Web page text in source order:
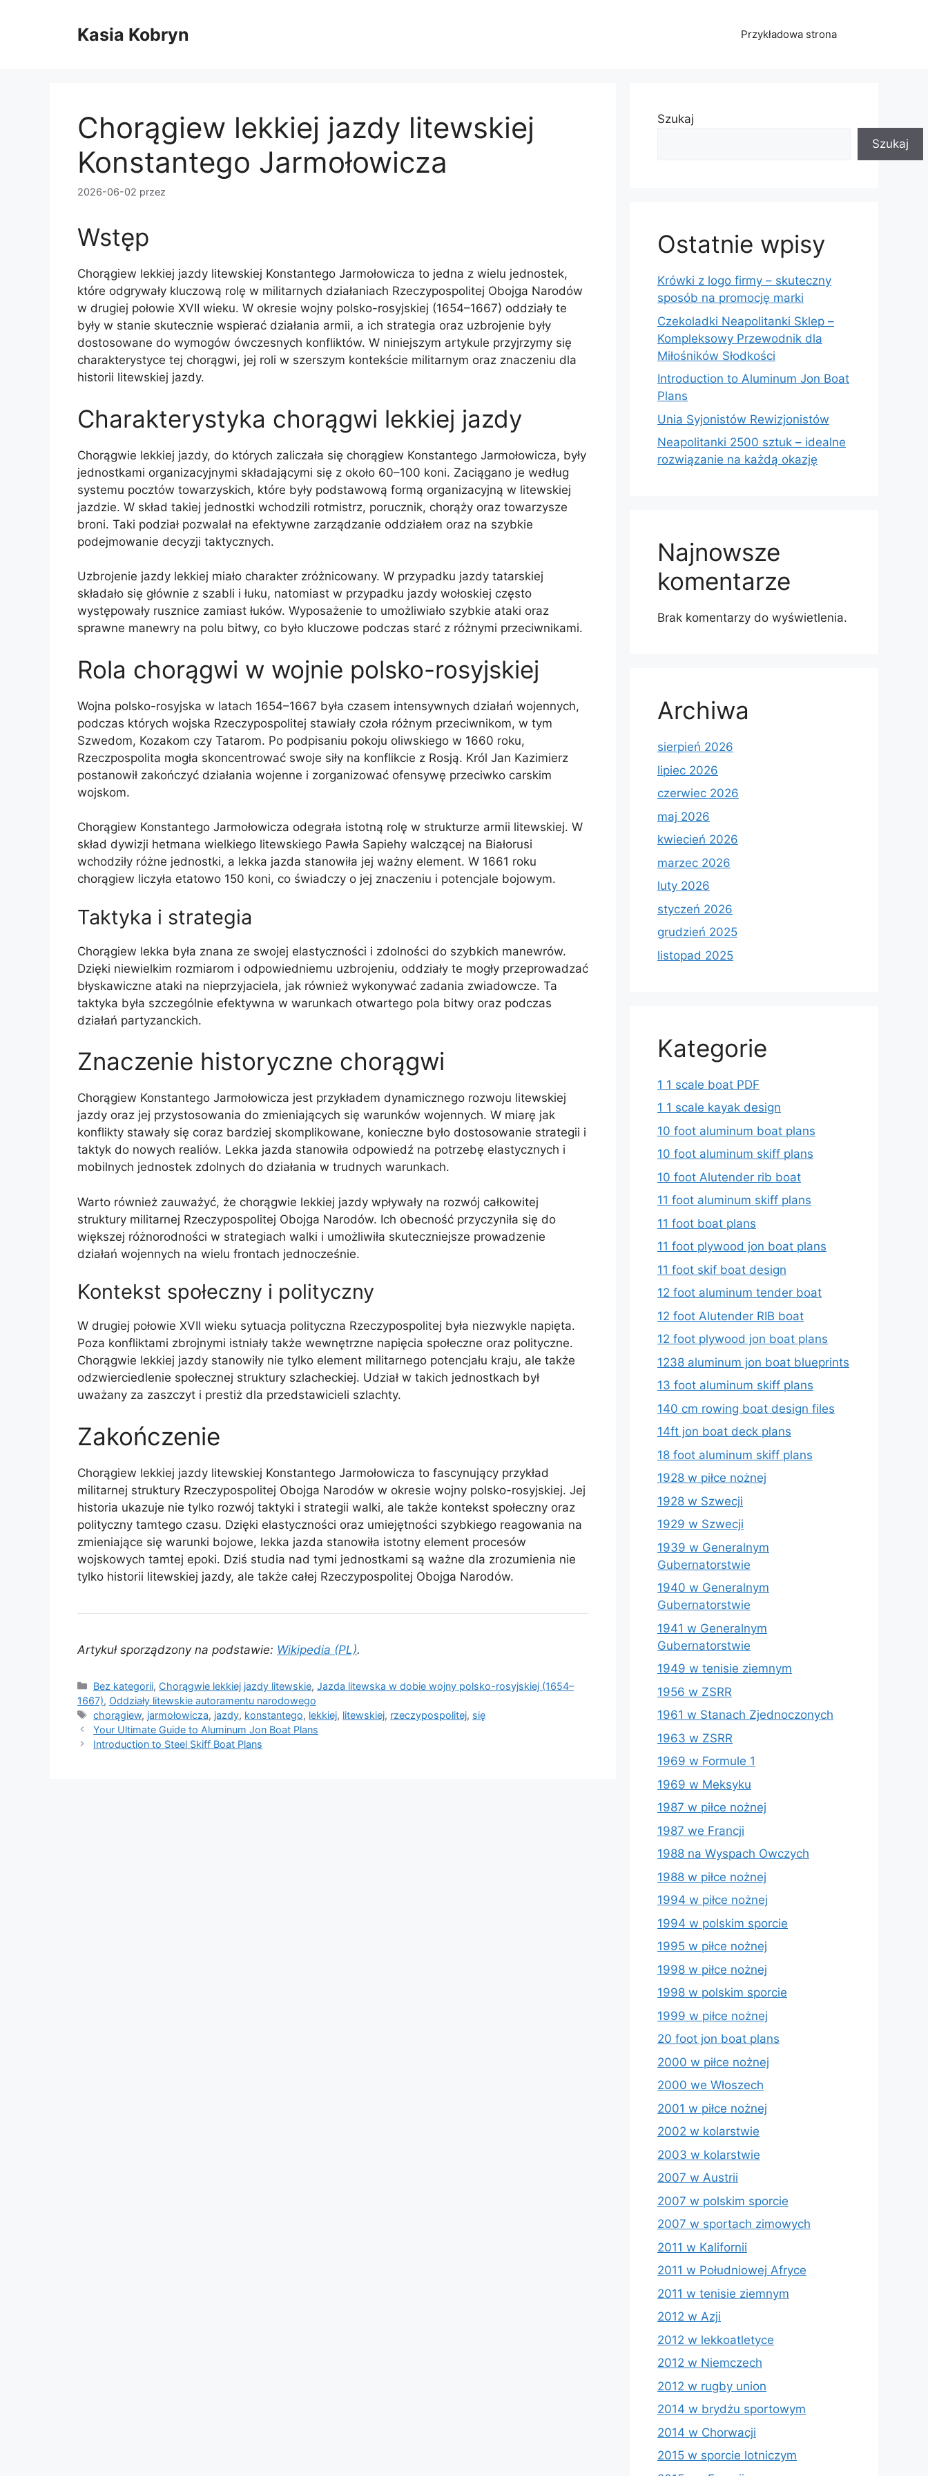
Kasia Kobryn Przykładowa strona
Chorągiew lekkiej jazdy litewskiej
Konstantego Jarmołowicza
2026-06-02 przez
Wstęp
Chorągiew lekkiej jazdy litewskiej Konstantego Jarmołowicza to jedna z wielu jednostek,
które odgrywały kluczową rolę w militarnych działaniach Rzeczypospolitej Obojga Narodów
w drugiej połowie XVII wieku. W okresie wojny polsko-rosyjskiej (1654–1667) oddziały te
były w stanie skutecznie wspierać działania armii, a ich strategia oraz uzbrojenie były
dostosowane do wymogów ówczesnych konfliktów. W niniejszym artykule przyjrzymy się
charakterystyce tej chorągwi, jej roli w szerszym kontekście militarnym oraz znaczeniu dla
historii litewskiej jazdy.
Charakterystyka chorągwi lekkiej jazdy
Chorągwie lekkiej jazdy, do których zaliczała się chorągiew Konstantego Jarmołowicza, były
jednostkami organizacyjnymi składającymi się z około 60–100 koni. Zaciągano je według
systemu pocztów towarzyskich, które były podstawową formą organizacyjną w litewskiej
jazdzie. W skład takiej jednostki wchodzili rotmistrz, porucznik, chorąży oraz towarzysze
broni. Taki podział pozwalał na efektywne zarządzanie oddziałem oraz na szybkie
podejmowanie decyzji taktycznych.
Uzbrojenie jazdy lekkiej miało charakter zróżnicowany. W przypadku jazdy tatarskiej
składało się głównie z szabli i łuku, natomiast w przypadku jazdy wołoskiej często
występowały rusznice zamiast łuków. Wyposażenie to umożliwiało szybkie ataki oraz
sprawne manewry na polu bitwy, co było kluczowe podczas starć z różnymi przeciwnikami.
Rola chorągwi w wojnie polsko-rosyjskiej
Wojna polsko-rosyjska w latach 1654–1667 była czasem intensywnych działań wojennych,
podczas których wojska Rzeczypospolitej stawiały czoła różnym przeciwnikom, w tym
Szwedom, Kozakom czy Tatarom. Po podpisaniu pokoju oliwskiego w 1660 roku,
Rzeczpospolita mogła skoncentrować swoje siły na konflikcie z Rosją. Król Jan Kazimierz
postanowił zakończyć działania wojenne i zorganizować ofensywę przeciwko carskim
wojskom.
Chorągiew Konstantego Jarmołowicza odegrała istotną rolę w strukturze armii litewskiej. W
skład dywizji hetmana wielkiego litewskiego Pawła Sapiehy walczącej na Białorusi
wchodziły różne jednostki, a lekka jazda stanowiła jej ważny element. W 1661 roku
chorągiew liczyła etatowo 150 koni, co świadczy o jej znaczeniu i potencjale bojowym.
Taktyka i strategia
Chorągiew lekka była znana ze swojej elastyczności i zdolności do szybkich manewrów.
Dzięki niewielkim rozmiarom i odpowiedniemu uzbrojeniu, oddziały te mogły przeprowadzać
błyskawiczne ataki na nieprzyjaciela, jak również wykonywać zadania zwiadowcze. Ta
taktyka była szczególnie efektywna w warunkach otwartego pola bitwy oraz podczas
działań partyzanckich.
Znaczenie historyczne chorągwi
Chorągiew Konstantego Jarmołowicza jest przykładem dynamicznego rozwoju litewskiej
jazdy oraz jej przystosowania do zmieniających się warunków wojennych. W miarę jak
konflikty stawały się coraz bardziej skomplikowane, konieczne było dostosowanie strategii i
taktyk do nowych realiów. Lekka jazda stanowiła odpowiedź na potrzebę elastycznych i
mobilnych jednostek zdolnych do działania w trudnych warunkach.
Warto również zauważyć, że chorągwie lekkiej jazdy wpływały na rozwój całkowitej
struktury militarnej Rzeczypospolitej Obojga Narodów. Ich obecność przyczyniła się do
większej różnorodności w strategiach walki i umożliwiła skuteczniejsze prowadzenie
działań wojennych na wielu frontach jednocześnie.
Kontekst społeczny i polityczny
W drugiej połowie XVII wieku sytuacja polityczna Rzeczypospolitej była niezwykle napięta.
Poza konfliktami zbrojnymi istniały także wewnętrzne napięcia społeczne oraz polityczne.
Chorągwie lekkiej jazdy stanowiły nie tylko element militarnego potencjału kraju, ale także
odzwierciedlenie społecznej struktury szlacheckiej. Udział w takich jednostkach był
uważany za zaszczyt i prestiż dla przedstawicieli szlachty.
Zakończenie
Chorągiew lekkiej jazdy litewskiej Konstantego Jarmołowicza to fascynujący przykład
militarnej struktury Rzeczypospolitej Obojga Narodów w okresie wojny polsko-rosyjskiej. Jej
historia ukazuje nie tylko rozwój taktyki i strategii walki, ale także kontekst społeczny oraz
polityczny tamtego czasu. Dzięki elastyczności oraz umiejętności szybkiego reagowania na
zmieniające się warunki bojowe, lekka jazda stanowiła istotny element procesów
wojskowych tamtej epoki. Dziś studia nad tymi jednostkami są ważne dla zrozumienia nie
tylko historii litewskiej jazdy, ale także całej Rzeczypospolitej Obojga Narodów.
Artykuł sporządzony na podstawie: Wikipedia (PL).
Kategorie
Bez kategorii, Chorągwie lekkiej jazdy litewskie,Jazda litewska w dobie wojny polsko-rosyjskiej (1654–
1667), Oddziały litewskie autoramentu narodowego
Tagi
chorągiew, jarmołowicza, jazdy, konstantego, lekkiej, litewskiej, rzeczypospolitej, się
Your Ultimate Guide to Aluminum Jon Boat Plans
Introduction to Steel Skiff Boat Plans
Szukaj
Szukaj
Ostatnie wpisy
Krówki z logo firmy – skuteczny
sposób na promocję marki
Czekoladki Neapolitanki Sklep –
Kompleksowy Przewodnik dla
Miłośników Słodkości
Introduction to Aluminum Jon Boat
Plans
Unia Syjonistów Rewizjonistów
Neapolitanki 2500 sztuk – idealne
rozwiązanie na każdą okazję
Najnowsze
komentarze
Brak komentarzy do wyświetlenia.
Archiwa
sierpień 2026
lipiec 2026
czerwiec 2026
maj 2026
kwiecień 2026
marzec 2026
luty 2026
styczeń 2026
grudzień 2025
listopad 2025
Kategorie
1 1 scale boat PDF
1 1 scale kayak design
10 foot aluminum boat plans
10 foot aluminum skiff plans
10 foot Alutender rib boat
11 foot aluminum skiff plans
11 foot boat plans
11 foot plywood jon boat plans
11 foot skif boat design
12 foot aluminum tender boat
12 foot Alutender RIB boat
12 foot plywood jon boat plans
1238 aluminum jon boat blueprints
13 foot aluminum skiff plans
140 cm rowing boat design files
14ft jon boat deck plans
18 foot aluminum skiff plans
1928 w piłce nożnej
1928 w Szwecji
1929 w Szwecji
1939 w Generalnym
Gubernatorstwie
1940 w Generalnym
Gubernatorstwie
1941 w Generalnym
Gubernatorstwie
1949 w tenisie ziemnym
1956 w ZSRR
1961 w Stanach Zjednoczonych
1963 w ZSRR
1969 w Formule 1
1969 w Meksyku
1987 w piłce nożnej
1987 we Francji
1988 na Wyspach Owczych
1988 w piłce nożnej
1994 w piłce nożnej
1994 w polskim sporcie
1995 w piłce nożnej
1998 w piłce nożnej
1998 w polskim sporcie
1999 w piłce nożnej
20 foot jon boat plans
2000 w piłce nożnej
2000 we Włoszech
2001 w piłce nożnej
2002 w kolarstwie
2003 w kolarstwie
2007 w Austrii
2007 w polskim sporcie
2007 w sportach zimowych
2011 w Kalifornii
2011 w Południowej Afryce
2011 w tenisie ziemnym
2012 w Azji
2012 w lekkoatletyce
2012 w Niemczech
2012 w rugby union
2014 w brydżu sportowym
2014 w Chorwacji
2015 w sporcie lotniczym